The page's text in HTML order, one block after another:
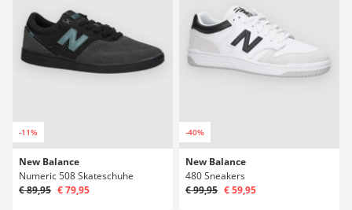
-11%
New Balance
Numeric 508 Skateschuhe
€ 89,95 € 79,95
-40%
New Balance
480 Sneakers
€ 99,95 € 59,95